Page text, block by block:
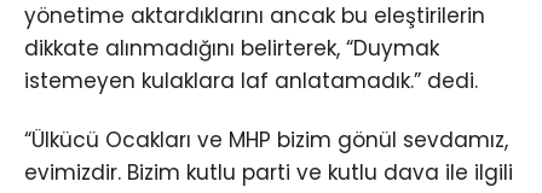
yönetime aktardıklarını ancak bu eleştirilerin
dikkate alınmadığını belirterek, “Duymak
istemeyen kulaklara laf anlatamadık.” dedi.
“Ülkücü Ocakları ve MHP bizim gönül sevdamız,
evimizdir. Bizim kutlu parti ve kutlu dava ile ilgili